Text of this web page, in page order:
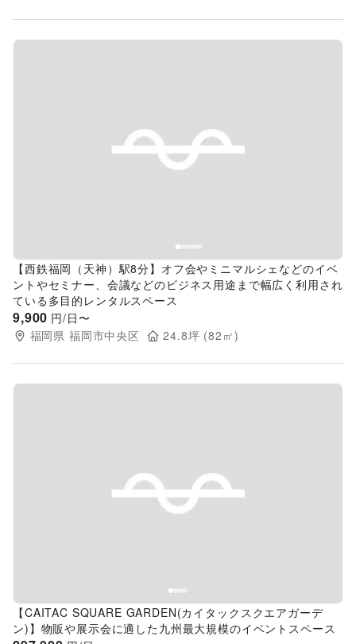
Previous slide
【西鉄福岡（天神）駅8分】オフ会やミニマルシェなどのイベ
ントやセミナー、会議などのビジネス用途まで幅広く利用され
ている多目的レンタルスペース
9,900 円/日〜
福岡県 福岡市中央区 24.8坪 (82 ㎡)
Previous slide
【CAITAC SQUARE GARDEN(カイタックスクエアガーデ
ン)】物販や展示会に適した九州最大規模のイベントスペース